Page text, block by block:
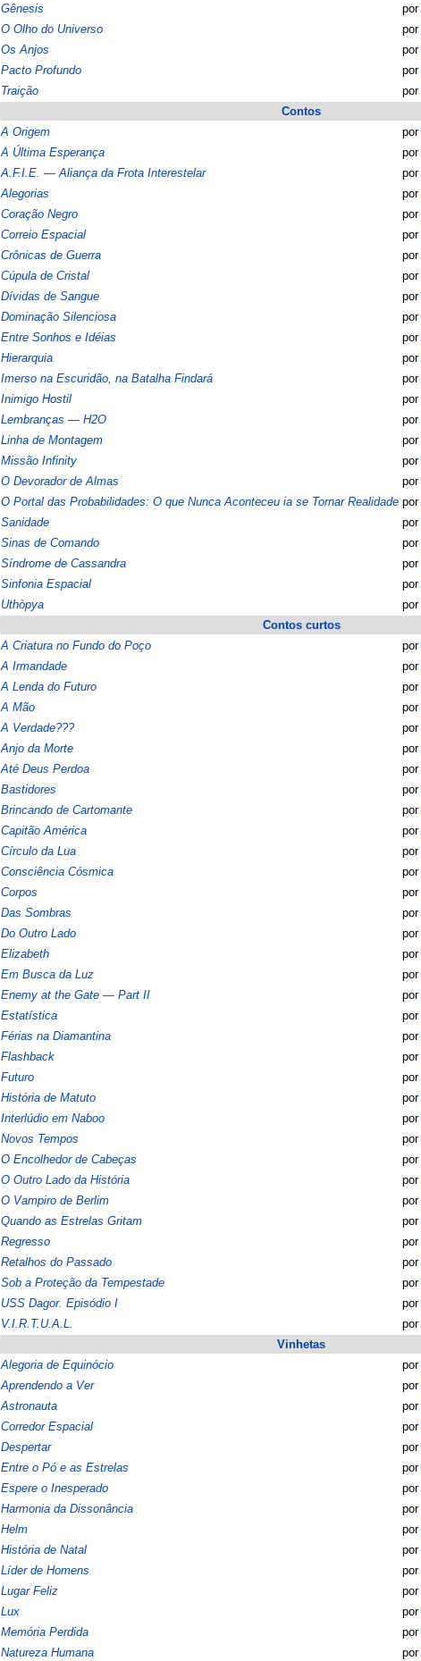
Gênesis
por
O Olho do Universo
por
Os Anjos
por
Pacto Profundo
por
Traição
por
Contos
A Origem
por
A Última Esperança
por
A.F.I.E. — Aliança da Frota Interestelar
por
Alegorias
por
Coração Negro
por
Correio Espacial
por
Crônicas de Guerra
por
Cúpula de Cristal
por
Dívidas de Sangue
por
Dominação Silenciosa
por
Entre Sonhos e Idéias
por
Hierarquia
por
Imerso na Escuridão, na Batalha Findará
por
Inimigo Hostil
por
Lembranças — H2O
por
Linha de Montagem
por
Missão Infinity
por
O Devorador de Almas
por
O Portal das Probabilidades: O que Nunca Aconteceu ia se Tornar Realidade por
Sanidade
por
Sinas de Comando
por
Síndrome de Cassandra
por
Sinfonia Espacial
por
Uthòpya
por
Contos curtos
A Criatura no Fundo do Poço
por
A Irmandade
por
A Lenda do Futuro
por
A Mão
por
A Verdade???
por
Anjo da Morte
por
Até Deus Perdoa
por
Bastidores
por
Brincando de Cartomante
por
Capitão América
por
Círculo da Lua
por
Consciência Cósmica
por
Corpos
por
Das Sombras
por
Do Outro Lado
por
Elizabeth
por
Em Busca da Luz
por
Enemy at the Gate — Part II
por
Estatística
por
Férias na Diamantina
por
Flashback
por
Futuro
por
História de Matuto
por
Interlúdio em Naboo
por
Novos Tempos
por
O Encolhedor de Cabeças
por
O Outro Lado da História
por
O Vampiro de Berlim
por
Quando as Estrelas Gritam
por
Regresso
por
Retalhos do Passado
por
Sob a Proteção da Tempestade
por
USS Dagor. Episódio I
por
V.I.R.T.U.A.L.
por
Vinhetas
Alegoria de Equinócio
por
Aprendendo a Ver
por
Astronauta
por
Corredor Espacial
por
Despertar
por
Entre o Pó e as Estrelas
por
Espere o Inesperado
por
Harmonia da Dissonância
por
Helm
por
História de Natal
por
Líder de Homens
por
Lugar Feliz
por
Lux
por
Memória Perdida
por
Natureza Humana
por